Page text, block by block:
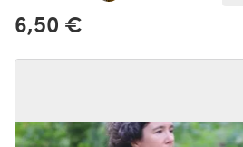
6,50 €